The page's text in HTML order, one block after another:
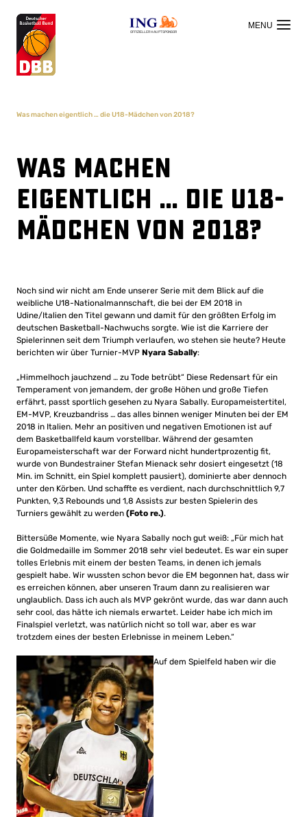
OFFIZIELLER HAUPTSPONSOR
Was machen eigentlich … die U18-Mädchen von 2018?
Was machen
eigentlich … die U18-
Mädchen von 2018?
Noch sind wir nicht am Ende unserer Serie mit dem Blick auf die
weibliche U18-Nationalmannschaft, die bei der EM 2018 in
Udine/Italien den Titel gewann und damit für den größten Erfolg im
deutschen Basketball-Nachwuchs sorgte. Wie ist die Karriere der
Spielerinnen seit dem Triumph verlaufen, wo stehen sie heute? Heute
berichten wir über Turnier-MVP Nyara Sabally:
„Himmelhoch jauchzend … zu Tode betrübt“ Diese Redensart für ein
Temperament von jemandem, der große Höhen und große Tiefen
erfährt, passt sportlich gesehen zu Nyara Sabally. Europameistertitel,
EM-MVP, Kreuzbandriss … das alles binnen weniger Minuten bei der EM
2018 in Italien. Mehr an positiven und negativen Emotionen ist auf
dem Basketballfeld kaum vorstellbar. Während der gesamten
Europameisterschaft war der Forward nicht hundertprozentig fit,
wurde von Bundestrainer Stefan Mienack sehr dosiert eingesetzt (18
Min. im Schnitt, ein Spiel komplett pausiert), dominierte aber dennoch
unter den Körben. Und schaffte es verdient, nach durchschnittlich 9,7
Punkten, 9,3 Rebounds und 1,8 Assists zur besten Spielerin des
Turniers gewählt zu werden (Foto re.).
Bittersüße Momente, wie Nyara Sabally noch gut weiß: „Für mich hat
die Goldmedaille im Sommer 2018 sehr viel bedeutet. Es war ein super
tolles Erlebnis mit einem der besten Teams, in denen ich jemals
gespielt habe. Wir wussten schon bevor die EM begonnen hat, dass wir
es erreichen können, aber unseren Traum dann zu realisieren war
unglaublich. Dass ich auch als MVP gekrönt wurde, das war dann auch
sehr cool, das hätte ich niemals erwartet. Leider habe ich mich im
Finalspiel verletzt, was natürlich nicht so toll war, aber es war
trotzdem eines der besten Erlebnisse in meinem Leben.“
Auf dem Spielfeld haben wir die